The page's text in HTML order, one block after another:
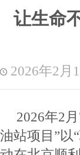
让生命
2026年2
2026年2
油站项目”以